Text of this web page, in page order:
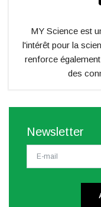
MY Science est
l'intérêt pour la
renforce
des
Newsletter